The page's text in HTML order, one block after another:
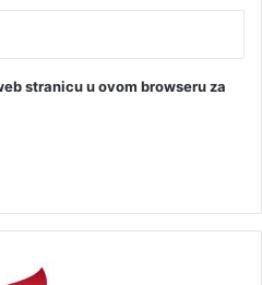
stranicu u ovom browseru za